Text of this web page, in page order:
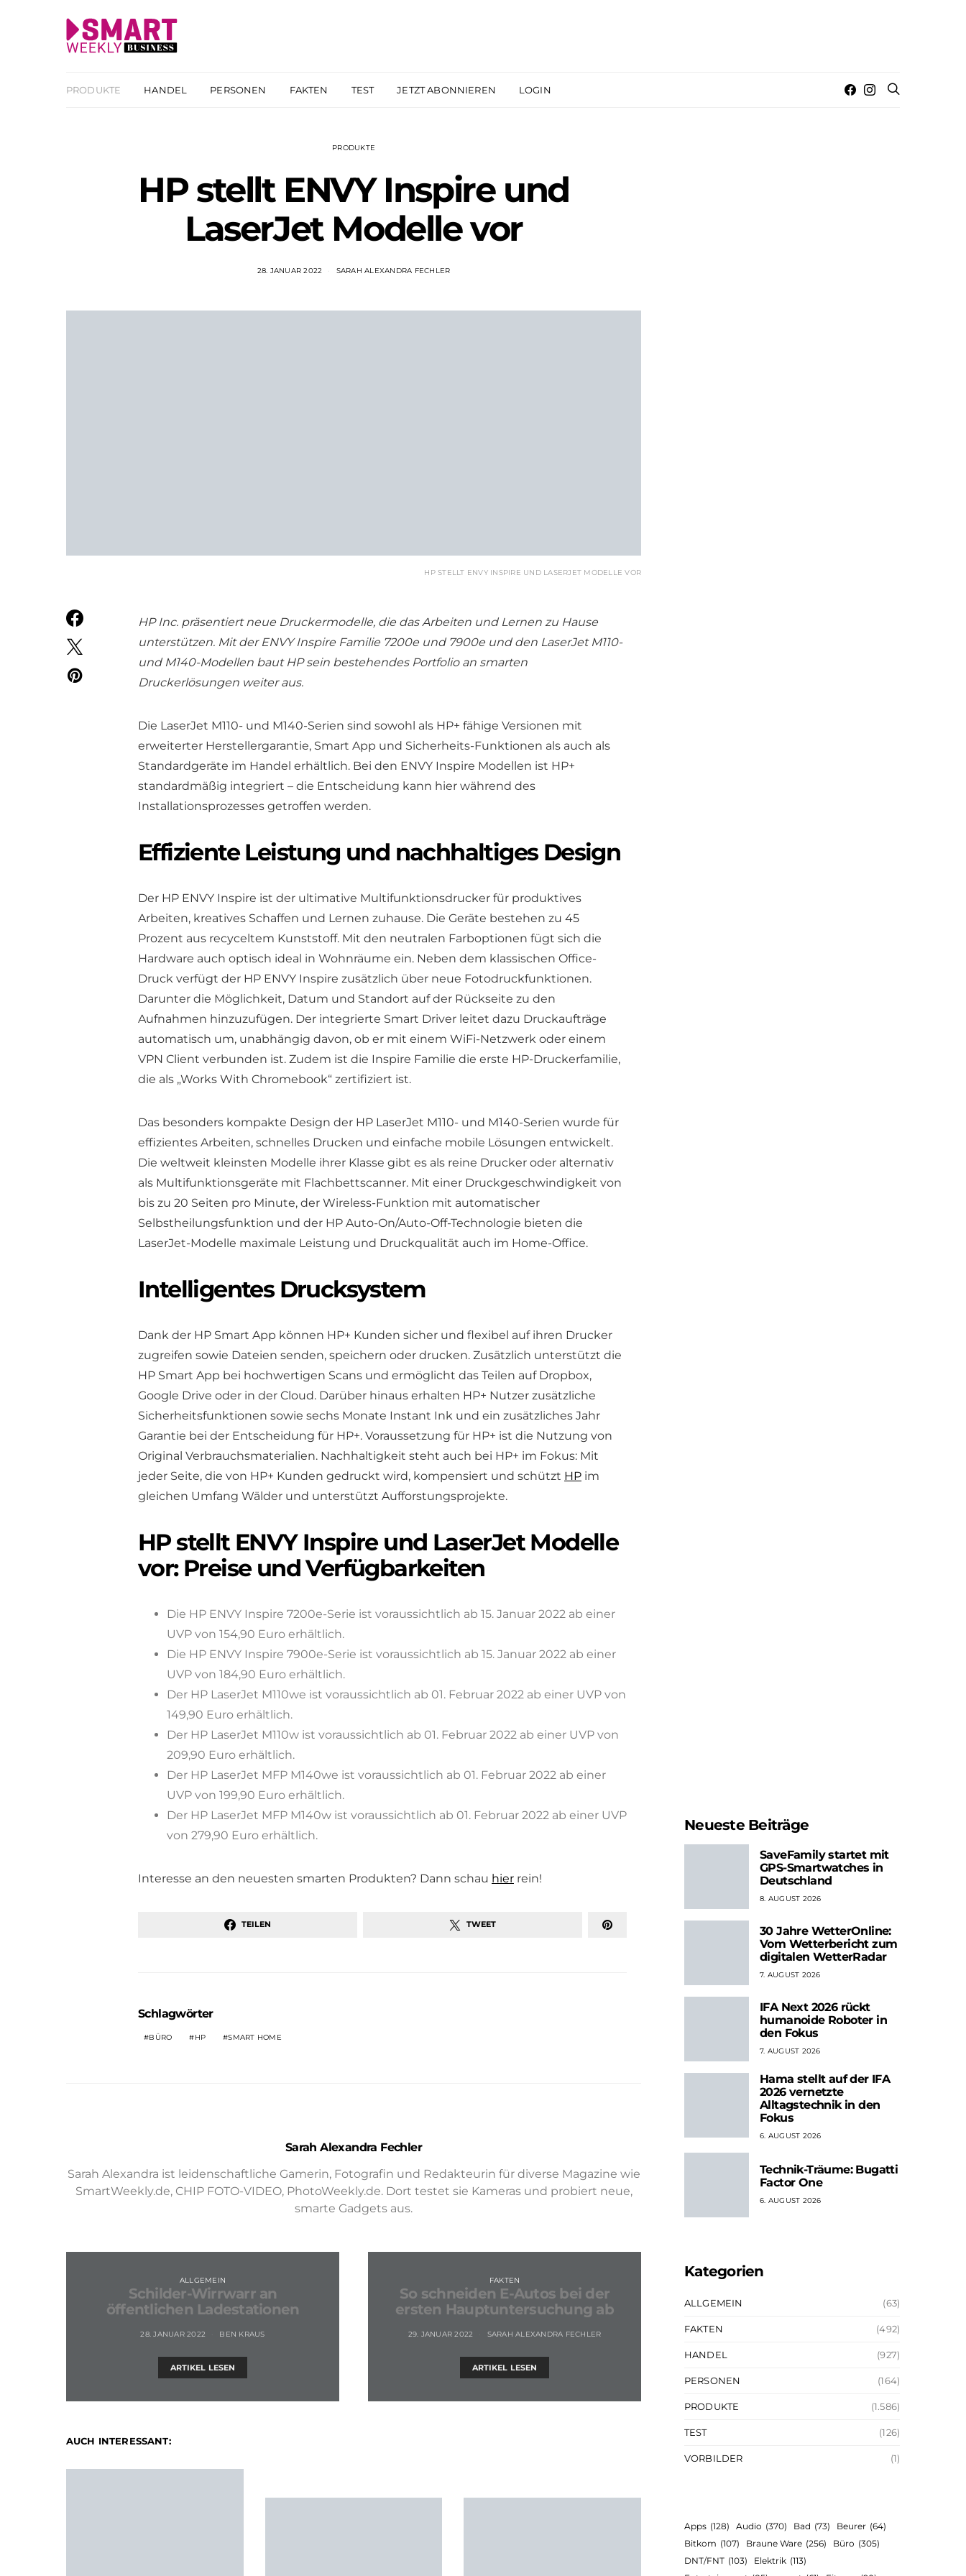
PRODUKTE HANDEL PERSONEN FAKTEN TEST JETZT ABONNIEREN LOGIN
PRODUKTE
HP stellt ENVY Inspire und
LaserJet Modelle vor
28. JANUAR 2022 SARAH ALEXANDRA FECHLER
HP STELLT ENVY INSPIRE UND LASERJET MODELLE VOR
HP Inc. präsentiert neue Druckermodelle, die das Arbeiten und Lernen zu Hause
unterstützen. Mit der ENVY Inspire Familie 7200e und 7900e und den LaserJet M110-
und M140-Modellen baut HP sein bestehendes Portfolio an smarten
Druckerlösungen weiter aus.
Die LaserJet M110- und M140-Serien sind sowohl als HP+ fähige Versionen mit
erweiterter Herstellergarantie, Smart App und Sicherheits-Funktionen als auch als
Standardgeräte im Handel erhältlich. Bei den ENVY Inspire Modellen ist HP+
standardmäßig integriert – die Entscheidung kann hier während des
Installationsprozesses getroffen werden.
Effiziente Leistung und nachhaltiges Design
Der HP ENVY Inspire ist der ultimative Multifunktionsdrucker für produktives
Arbeiten, kreatives Schaffen und Lernen zuhause. Die Geräte bestehen zu 45
Prozent aus recyceltem Kunststoff. Mit den neutralen Farboptionen fügt sich die
Hardware auch optisch ideal in Wohnräume ein. Neben dem klassischen Office-
Druck verfügt der HP ENVY Inspire zusätzlich über neue Fotodruckfunktionen.
Darunter die Möglichkeit, Datum und Standort auf der Rückseite zu den
Aufnahmen hinzuzufügen. Der integrierte Smart Driver leitet dazu Druckaufträge
automatisch um, unabhängig davon, ob er mit einem WiFi-Netzwerk oder einem
VPN Client verbunden ist. Zudem ist die Inspire Familie die erste HP-Druckerfamilie,
die als „Works With Chromebook“ zertifiziert ist.
Das besonders kompakte Design der HP LaserJet M110- und M140-Serien wurde für
effizientes Arbeiten, schnelles Drucken und einfache mobile Lösungen entwickelt.
Die weltweit kleinsten Modelle ihrer Klasse gibt es als reine Drucker oder alternativ
als Multifunktionsgeräte mit Flachbettscanner. Mit einer Druckgeschwindigkeit von
bis zu 20 Seiten pro Minute, der Wireless-Funktion mit automatischer
Selbstheilungsfunktion und der HP Auto-On/Auto-Off-Technologie bieten die
LaserJet-Modelle maximale Leistung und Druckqualität auch im Home-Office.
Intelligentes Drucksystem
Dank der HP Smart App können HP+ Kunden sicher und flexibel auf ihren Drucker
zugreifen sowie Dateien senden, speichern oder drucken. Zusätzlich unterstützt die
HP Smart App bei hochwertigen Scans und ermöglicht das Teilen auf Dropbox,
Google Drive oder in der Cloud. Darüber hinaus erhalten HP+ Nutzer zusätzliche
Sicherheitsfunktionen sowie sechs Monate Instant Ink und ein zusätzliches Jahr
Garantie bei der Entscheidung für HP+. Voraussetzung für HP+ ist die Nutzung von
Original Verbrauchsmaterialien. Nachhaltigkeit steht auch bei HP+ im Fokus: Mit
jeder Seite, die von HP+ Kunden gedruckt wird, kompensiert und schützt HP im
gleichen Umfang Wälder und unterstützt Aufforstungsprojekte.
HP stellt ENVY Inspire und LaserJet Modelle
vor: Preise und Verfügbarkeiten
Die HP ENVY Inspire 7200e-Serie ist voraussichtlich ab 15. Januar 2022 ab einer
UVP von 154,90 Euro erhältlich.
Die HP ENVY Inspire 7900e-Serie ist voraussichtlich ab 15. Januar 2022 ab einer
UVP von 184,90 Euro erhältlich.
Der HP LaserJet M110we ist voraussichtlich ab 01. Februar 2022 ab einer UVP von
149,90 Euro erhältlich.
Der HP LaserJet M110w ist voraussichtlich ab 01. Februar 2022 ab einer UVP von
209,90 Euro erhältlich.
Der HP LaserJet MFP M140we ist voraussichtlich ab 01. Februar 2022 ab einer
UVP von 199,90 Euro erhältlich.
Der HP LaserJet MFP M140w ist voraussichtlich ab 01. Februar 2022 ab einer UVP
von 279,90 Euro erhältlich.
Interesse an den neuesten smarten Produkten? Dann schau hier rein!
TEILEN TWEET
Schlagwörter
BÜRO HP SMART HOME
Sarah Alexandra Fechler
Sarah Alexandra ist leidenschaftliche Gamerin, Fotografin und Redakteurin für diverse Magazine wie
SmartWeekly.de, CHIP FOTO-VIDEO, PhotoWeekly.de. Dort testet sie Kameras und probiert neue,
smarte Gadgets aus.
ALLGEMEIN
Schilder-Wirrwarr an
öffentlichen Ladestationen
28. JANUAR 2022 BEN KRAUS
ARTIKEL LESEN
FAKTEN
So schneiden E-Autos bei der
ersten Hauptuntersuchung ab
29. JANUAR 2022 SARAH ALEXANDRA FECHLER
ARTIKEL LESEN
AUCH INTERESSANT:
Neueste Beiträge
SaveFamily startet mit
GPS-Smartwatches in
Deutschland
8. AUGUST 2026
30 Jahre WetterOnline:
Vom Wetterbericht zum
digitalen WetterRadar
7. AUGUST 2026
IFA Next 2026 rückt
humanoide Roboter in
den Fokus
7. AUGUST 2026
Hama stellt auf der IFA
2026 vernetzte
Alltagstechnik in den
Fokus
6. AUGUST 2026
Technik-Träume: Bugatti
Factor One
6. AUGUST 2026
Kategorien
ALLGEMEIN (63)
FAKTEN (492)
HANDEL (927)
PERSONEN (164)
PRODUKTE (1.586)
TEST (126)
VORBILDER (1)
Apps (128) Audio (370) Bad (73) Beurer (64)
Bitkom (107) Braune Ware (256) Büro (305)
DNT/FNT (103) Elektrik (113)